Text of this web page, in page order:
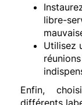
libre-
Utilisez
Enfin,
différents